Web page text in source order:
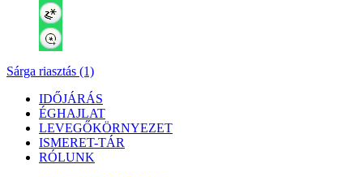
Sárga riasztás (1)
IDŐJÁRÁS
ÉGHAJLAT
LEVEGŐKÖRNYEZET
ISMERET-TÁR
RÓLUNK